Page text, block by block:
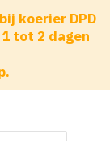
koerier DPD
tot 2 dagen